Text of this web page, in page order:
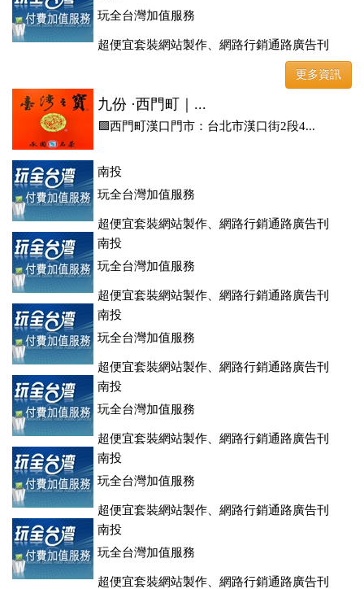
玩全台灣加值服務
超便宜套裝網站製作、網路行銷通路廣告刊
登、訂房系統、客房委託旅行社銷售，全面優惠中....
更多資訊
九份 ·西門町｜...
🟪西門町漢口門市：台北市漢口街2段4...
南投
玩全台灣加值服務
超便宜套裝網站製作、網路行銷通路廣告刊
登、訂房系統、客房委託旅行社銷售，全面優惠中....
南投
玩全台灣加值服務
超便宜套裝網站製作、網路行銷通路廣告刊
登、訂房系統、客房委託旅行社銷售，全面優惠中....
南投
玩全台灣加值服務
超便宜套裝網站製作、網路行銷通路廣告刊
登、訂房系統、客房委託旅行社銷售，全面優惠中....
南投
玩全台灣加值服務
超便宜套裝網站製作、網路行銷通路廣告刊
登、訂房系統、客房委託旅行社銷售，全面優惠中....
南投
玩全台灣加值服務
超便宜套裝網站製作、網路行銷通路廣告刊
登、訂房系統、客房委託旅行社銷售，全面優惠中....
南投
玩全台灣加值服務
超便宜套裝網站製作、網路行銷通路廣告刊